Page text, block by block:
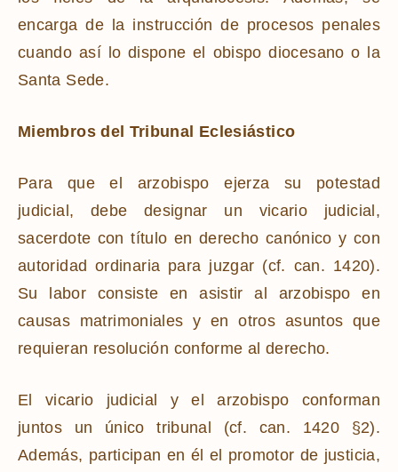
encarga de la instrucción de procesos penales
cuando así lo dispone el obispo diocesano o la
Santa Sede.
Miembros del Tribunal Eclesiástico
Para que el arzobispo ejerza su potestad
judicial, debe designar un vicario judicial,
sacerdote con título en derecho canónico y con
autoridad ordinaria para juzgar (cf. can. 1420).
Su labor consiste en asistir al arzobispo en
causas matrimoniales y en otros asuntos que
requieran resolución conforme al derecho.
El vicario judicial y el arzobispo conforman
juntos un único tribunal (cf. can. 1420 §2).
Además, participan en él el promotor de justicia,